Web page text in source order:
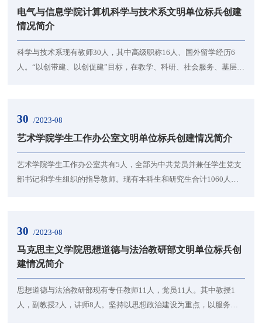
了以“学生为中心，以产出为导向”的“乳品工程...
电气与信息学院计算机科学与技术系文明单位标兵创建
情况简介
科学与技术系现有教师30人，其中高级职称16人、国外留学经历6
人。“以创带建、以创促建”目标，在教学、科研、社会服务、基层党
任务，全面提升“新工科”专业人才培养质量。以“课程思政”“三全育
人”工作理念为指导，为党育人、为国育才...
30 /2023-08
艺术学院学生工作办公室文明单位标兵创建情况简介
艺术学院学生工作办公室共有5人，全部为中共党员并兼任学生党支
部书记和学生组织的指导教师。现有本科生和研究生合计1060人，
全方位发展。1.加强思想引领，提升学生思想政治觉悟。把“青年大
学习”和主题团课作为引领青年的重要抓手，立足...
30 /2023-08
马克思主义学院思想道德与法治教研部文明单位标兵创
建情况简介
思想道德与法治教研部现有专任教师11人，党员11人。其中教授1
人，副教授2人，讲师8人。坚持以思想政治建设为重点，以服务师